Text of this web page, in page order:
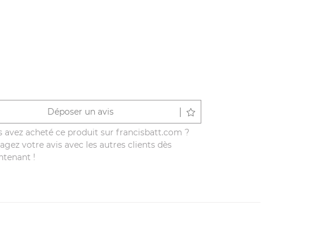
Déposer un avis
avez acheté ce produit sur francisbatt.com ?
votre avis avec les autres clients dès
!